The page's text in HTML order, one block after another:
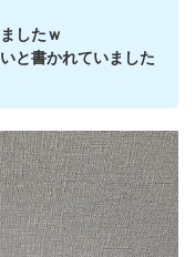
したｗ
と書かれていました